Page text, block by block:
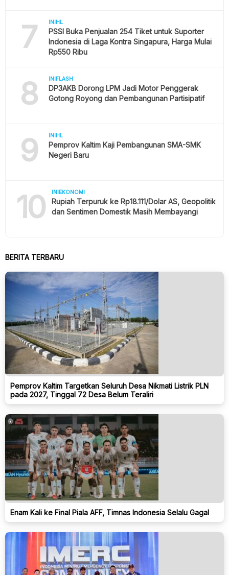
7 INIHL
PSSI Buka Penjualan 254 Tiket untuk Suporter
Indonesia di Laga Kontra Singapura, Harga Mulai
Rp550 Ribu
8 INIFLASH
DP3AKB Dorong LPM Jadi Motor Penggerak
Gotong Royong dan Pembangunan Partisipatif
9 INIHL
Pemprov Kaltim Kaji Pembangunan SMA-SMK
Negeri Baru
10 INIEKONOMI
Rupiah Terpuruk ke Rp18.111/Dolar AS, Geopolitik
dan Sentimen Domestik Masih Membayangi
BERITA TERBARU
Pemprov Kaltim Targetkan Seluruh Desa Nikmati Listrik PLN
pada 2027, Tinggal 72 Desa Belum Teraliri
Enam Kali ke Final Piala AFF, Timnas Indonesia Selalu Gagal